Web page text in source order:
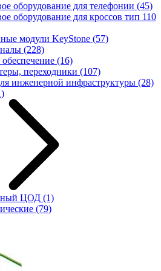
оборудование для телефонии (45)
оборудование для кроссов тип 110
модули KeyStone (57)
(228)
(16)
переходники (107)
инженерной инфраструктуры (28)
ЦОД (1)
(79)